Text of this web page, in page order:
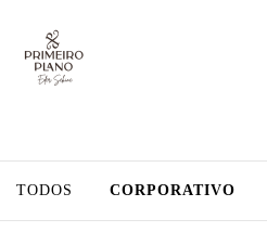
TODOS CORPORATIVO